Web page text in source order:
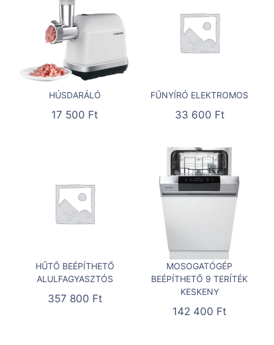
HÚSDARÁLÓ
17 500 Ft
FŰNYÍRÓ ELEKTROMOS
33 600 Ft
HŰTŐ BEÉPÍTHETŐ
ALULFAGYASZTÓS
357 800 Ft
MOSOGATÓGÉP
BEÉPÍTHETŐ 9 TERÍTÉK
KESKENY
142 400 Ft